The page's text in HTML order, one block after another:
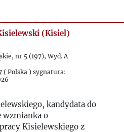
1983
(Kisiel)
nr 5 (197), Wyd. A
( Polska ) sygnatura:
kandydata do
wzmianka o
Kisielewskiego z